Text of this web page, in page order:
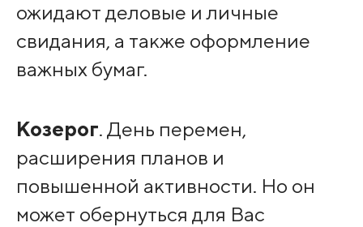
ожидают деловые и личные
свидания, а также оформление
важных бумаг.
Козерог. День перемен,
расширения планов и
повышенной активности. Но он
может обернуться для Вас